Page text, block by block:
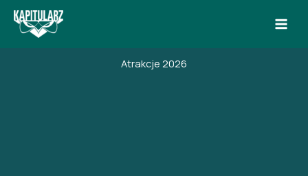
Przejdź
Atrakcje 2026